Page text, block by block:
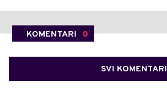
KOMENTARI 0
SVI KOMENTARI